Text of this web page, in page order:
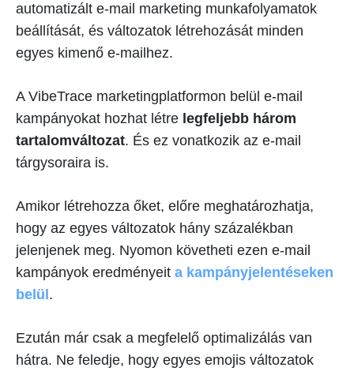
automatizált e-mail marketing munkafolyamatok
beállítását, és változatok létrehozását minden
egyes kimenő e-mailhez.
A VibeTrace marketingplatformon belül e-mail
kampányokat hozhat létre legfeljebb három
tartalomváltozat. És ez vonatkozik az e-mail
tárgysoraira is.
Amikor létrehozza őket, előre meghatározhatja,
hogy az egyes változatok hány százalékban
jelenjenek meg. Nyomon követheti ezen e-mail
kampányok eredményeit a kampányjelentéseken
belül .
Ezután már csak a megfelelő optimalizálás van
hátra. Ne feledje, hogy egyes emojis változatok